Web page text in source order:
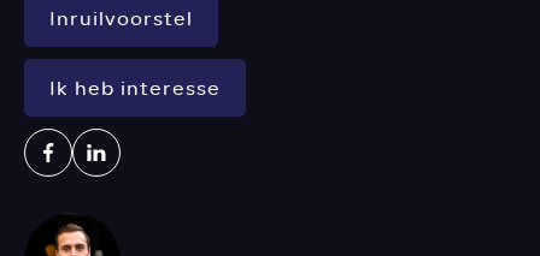
Inruilvoorstel
Ik heb interesse